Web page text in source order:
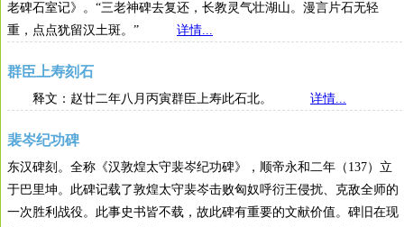
老碑石室记》。“三老神碑去复还，长教灵气壮湖山。漫言片石无轻
重，点点犹留汉土斑。” 详情...
群臣上寿刻石
释文：赵廿二年八月丙寅群臣上寿此石北。 详情...
裴岑纪功碑
东汉碑刻。全称《汉敦煌太守裴岑纪功碑》，顺帝永和二年（137）立
于巴里坤。此碑记载了敦煌太守裴岑击败匈奴呼衍王侵扰、克敌全师的
一次胜利战役。此事史书皆不载，故此碑有重要的文献价值。碑旧在现